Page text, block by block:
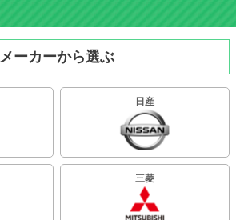
メーカーから選ぶ
日産
三菱